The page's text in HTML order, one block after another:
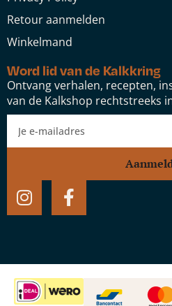
Retour aanmelden
Winkelmand
Word lid van de Kalkkring
Ontvang verhalen, recepten,
van de Kalkshop rechtstreeks